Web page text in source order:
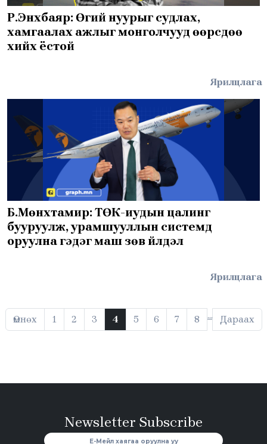
Р.Энхбаяр: Өгий нуурыг судлах,
хамгаалах ажлыг монголчууд өөрсдөө
хийх ёстой
Ярилцлага
Б.Мөнхтамир: ТӨК-иудын цалинг
бууруулж, урамшууллын системд
оруулна гэдэг маш зөв үйлдэл
Ярилцлага
Өмнөх 1 2 3 4 5 6 7 8 … Дараах
Newsletter Subscribe